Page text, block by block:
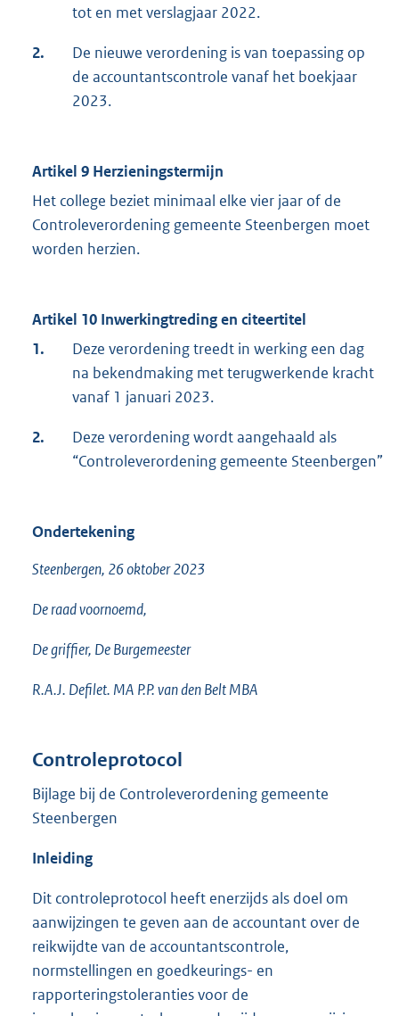
tot en met verslagjaar 2022.
2.
De nieuwe verordening is van toepassing op
de accountantscontrole vanaf het boekjaar
2023.
Artikel 9 Herzieningstermijn
Het college beziet minimaal elke vier jaar of de
Controleverordening gemeente Steenbergen moet
worden herzien.
Artikel 10 Inwerkingtreding en citeertitel
1.
Deze verordening treedt in werking een dag
na bekendmaking met terugwerkende kracht
vanaf 1 januari 2023.
2.
Deze verordening wordt aangehaald als
“Controleverordening gemeente Steenbergen”
Ondertekening
Steenbergen, 26 oktober 2023
De raad voornoemd,
De griffier, De Burgemeester
R.A.J. Defilet. MA P.P. van den Belt MBA
Controleprotocol
Bijlage bij de Controleverordening gemeente
Steenbergen
Inleiding
Dit controleprotocol heeft enerzijds als doel om
aanwijzingen te geven aan de accountant over de
reikwijdte van de accountantscontrole,
normstellingen en goedkeurings- en
rapporteringstoleranties voor de